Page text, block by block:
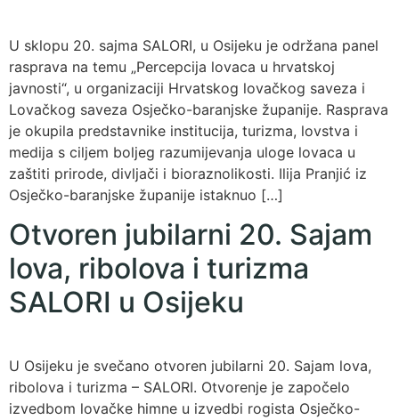
U sklopu 20. sajma SALORI, u Osijeku je održana panel
rasprava na temu „Percepcija lovaca u hrvatskoj
javnosti“, u organizaciji Hrvatskog lovačkog saveza i
Lovačkog saveza Osječko-baranjske županije. Rasprava
je okupila predstavnike institucija, turizma, lovstva i
medija s ciljem boljeg razumijevanja uloge lovaca u
zaštiti prirode, divljači i bioraznolikosti. Ilija Pranjić iz
Osječko-baranjske županije istaknuo […]
Otvoren jubilarni 20. Sajam
lova, ribolova i turizma
SALORI u Osijeku
U Osijeku je svečano otvoren jubilarni 20. Sajam lova,
ribolova i turizma – SALORI. Otvorenje je započelo
izvedbom lovačke himne u izvedbi rogista Osječko-